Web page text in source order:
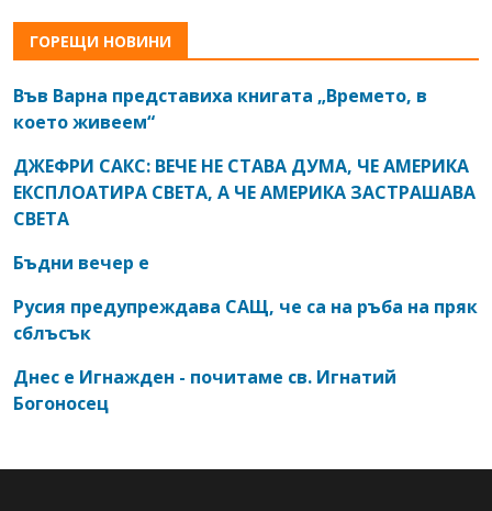
ГОРЕЩИ НОВИНИ
Във Варна представиха книгата „Времето, в
което живеем“
ДЖЕФРИ САКС: ВЕЧЕ НЕ СТАВА ДУМА, ЧЕ АМЕРИКА
ЕКСПЛОАТИРА СВЕТА, А ЧЕ АМЕРИКА ЗАСТРАШАВА
СВЕТА
Бъдни вечер е
Русия предупреждава САЩ, че са на ръба на пряк
сблъсък
Днес е Игнажден - почитаме св. Игнатий
Богоносец